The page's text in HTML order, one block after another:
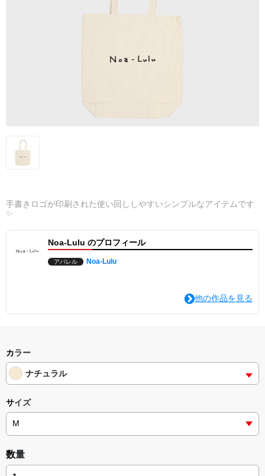
手書きロゴが印刷された使い回ししやすいシンプルなアイテムです
✨
Noa-Lulu のプロフィール
アパレル Noa-Lulu
他の作品を見る
カラー
ナチュラル
サイズ
数量